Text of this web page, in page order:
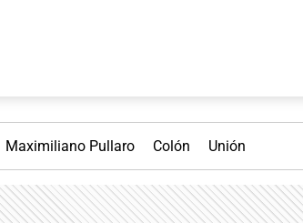
Maximiliano Pullaro Colón Unión